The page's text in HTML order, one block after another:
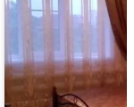
Ilona